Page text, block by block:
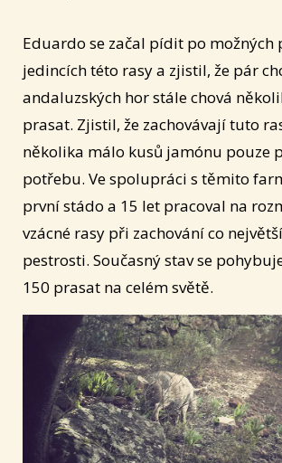
Eduardo se začal pídit po možných
jedincích této rasy a zjistil, že pár
andaluzských hor stále chová
prasat. Zjistil, že zachovávají tuto
několika málo kusů jamónu pouze
potřebu. Ve spolupráci s těmito
první stádo a 15 let pracoval na
vzácné rasy při zachování co
pestrosti. Současný stav se
150 prasat na celém světě.